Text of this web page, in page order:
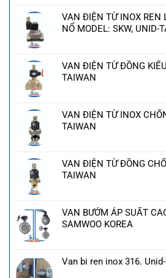
VAN ĐIỆN TỪ INOX REN
NỔ MODEL: SKW, UNID-
VAN ĐIỆN TỪ ĐỒNG
TAIWAN
VAN ĐIỆN TỪ INOX
TAIWAN
VAN ĐIỆN TỪ ĐỒNG
TAIWAN
VAN BƯỚM ÁP SUẤT
SAMWOO KOREA
Van bi ren inox 316.